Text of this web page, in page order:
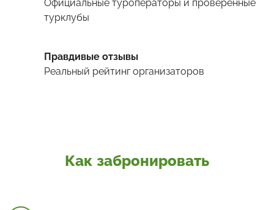
Официальные туроператоры и проверенные
турклубы
Правдивые отзывы
Реальный рейтинг организаторов
Как забронировать